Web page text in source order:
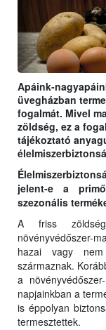
Apáink-
üvegházban
fogalmát. Mivel
zöldség, ez a
tájékoztató
jelent-e a
szezonális
A friss
növényvédőszer-
hazai vagy
származnak.
a
napjainkban a
is éppolyan
termesztettek.